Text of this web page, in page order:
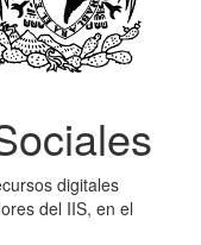
digitales
del IIS, en el